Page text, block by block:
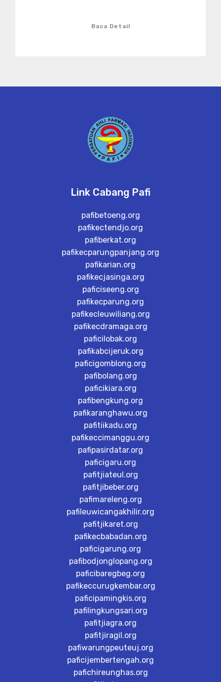
Baca Detail
Link Cabang Pafi
pafibetoeng.org
pafikectendjo.org
pafiberkat.org
pafikecparungpanjang.org
pafikarian.org
pafikecjasinga.org
paficiseeng.org
pafikecparung.org
pafikecleuwiliang.org
pafikecdramaga.org
paficilobak.org
pafikabcijeruk.org
paficigomblong.org
pafibolang.org
paficikiara.org
pafibengkung.org
pafikaranghawu.org
pafitiikadu.org
pafikeccimanggu.org
pafipasirdatar.org
paficigaru.org
pafitjiateul.org
pafitjibeber.org
pafimareleng.org
pafileuwicangakhilir.org
pafitjikaret.org
pafikecbabadan.org
paficigarung.org
pafibodjonglopang.org
paficibaregbeg.org
pafikeccurugkembar.org
paficipamingkis.org
pafilingkungsari.org
pafitjiagra.org
pafitjiragil.org
pafiwarungpeuteuj.org
paficijembertengah.org
pafichireunghas.org